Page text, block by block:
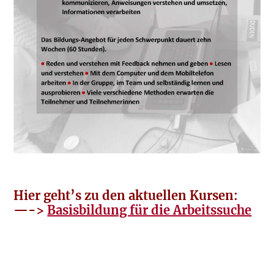
Hier geht’s zu den aktuellen Kursen:
—->Basisbildung für die Arbeitssuche